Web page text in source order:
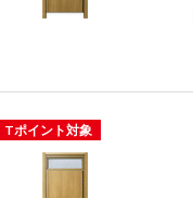
Tポイント対象